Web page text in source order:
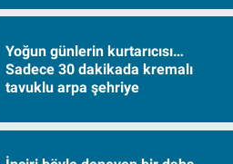
Yoğun günlerin kurtarıcısı…
Sadece 30 dakikada kremalı
tavuklu arpa şehriye